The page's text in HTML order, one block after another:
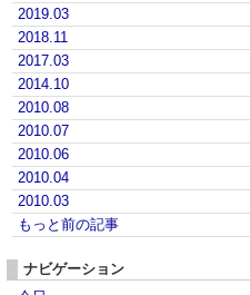
2019.03
2018.11
2017.03
2014.10
2010.08
2010.07
2010.06
2010.04
2010.03
もっと前の記事
ナビゲーション